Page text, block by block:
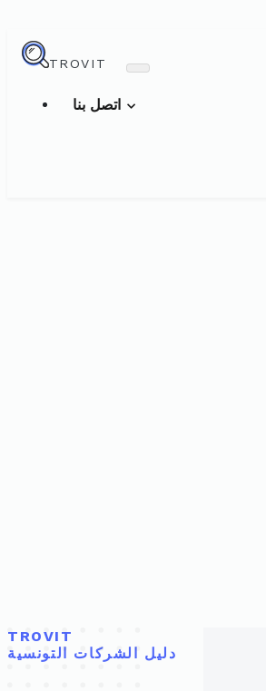
TROVIT
TROVIT
دليل الشركات التونسية